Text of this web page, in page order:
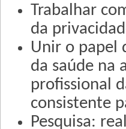
Trabalhar
da
Unir o papel
da saúde na
profissional
consistente
Pesquisa: